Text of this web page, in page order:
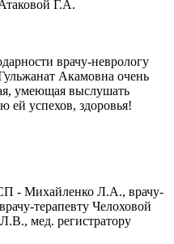
Г.А.
врачу-неврологу
Акамовна очень
умеющая выслушать
ей успехов, здоровья!
СП - Михайленко Л.А., врачу-
терапевту Челоховой
мед. регистратору